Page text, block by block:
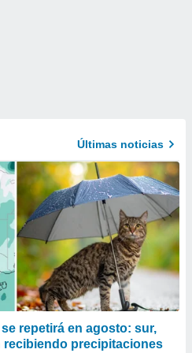
Últimas noticias
repetirá en agosto: sur,
precipitaciones